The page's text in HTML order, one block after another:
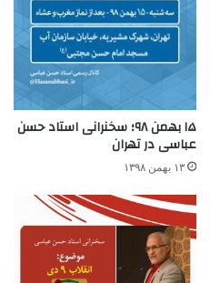
۱۵ بهمن ۹۸؛ سخنرانی استاد حسن
عباسی در تهران
۱۳ بهمن ۱۳۹۸